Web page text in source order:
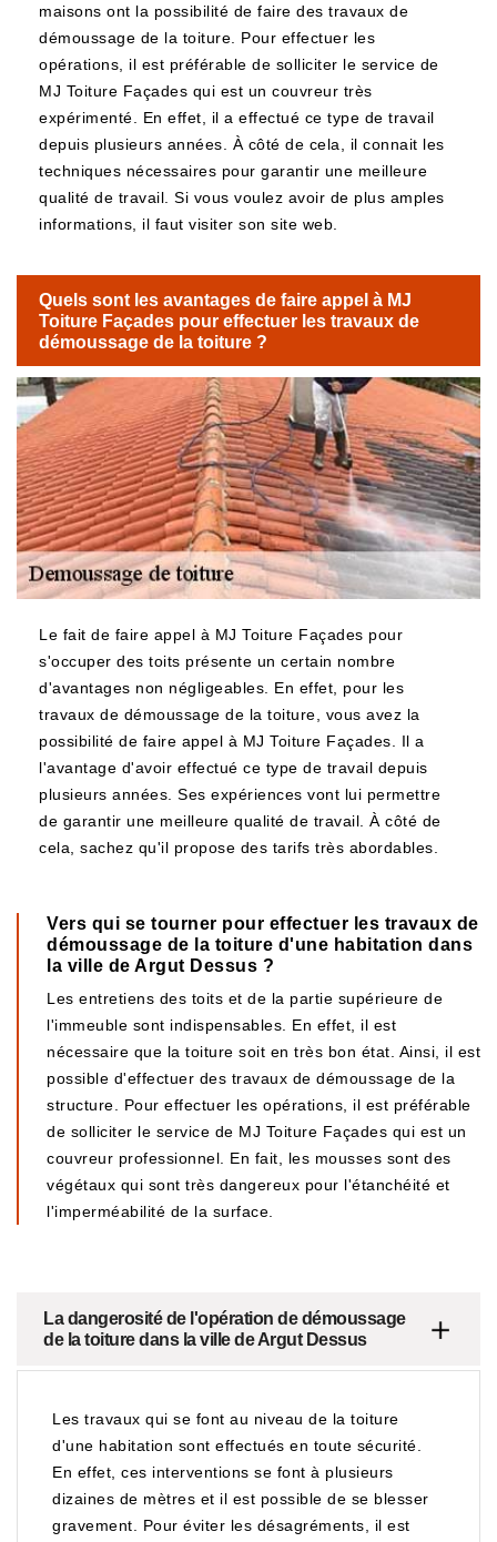
maisons ont la possibilité de faire des travaux de
démoussage de la toiture. Pour effectuer les
opérations, il est préférable de solliciter le service de
MJ Toiture Façades qui est un couvreur très
expérimenté. En effet, il a effectué ce type de travail
depuis plusieurs années. À côté de cela, il connait les
techniques nécessaires pour garantir une meilleure
qualité de travail. Si vous voulez avoir de plus amples
informations, il faut visiter son site web.
Quels sont les avantages de faire appel à MJ
Toiture Façades pour effectuer les travaux de
démoussage de la toiture ?
Le fait de faire appel à MJ Toiture Façades pour
s'occuper des toits présente un certain nombre
d'avantages non négligeables. En effet, pour les
travaux de démoussage de la toiture, vous avez la
possibilité de faire appel à MJ Toiture Façades. Il a
l'avantage d'avoir effectué ce type de travail depuis
plusieurs années. Ses expériences vont lui permettre
de garantir une meilleure qualité de travail. À côté de
cela, sachez qu'il propose des tarifs très abordables.
Vers qui se tourner pour effectuer les travaux de
démoussage de la toiture d'une habitation dans
la ville de Argut Dessus ?
Les entretiens des toits et de la partie supérieure de
l'immeuble sont indispensables. En effet, il est
nécessaire que la toiture soit en très bon état. Ainsi, il est
possible d'effectuer des travaux de démoussage de la
structure. Pour effectuer les opérations, il est préférable
de solliciter le service de MJ Toiture Façades qui est un
couvreur professionnel. En fait, les mousses sont des
végétaux qui sont très dangereux pour l'étanchéité et
l'imperméabilité de la surface.
La dangerosité de l'opération de démoussage
de la toiture dans la ville de Argut Dessus
Les travaux qui se font au niveau de la toiture
d'une habitation sont effectués en toute sécurité.
En effet, ces interventions se font à plusieurs
dizaines de mètres et il est possible de se blesser
gravement. Pour éviter les désagréments, il est